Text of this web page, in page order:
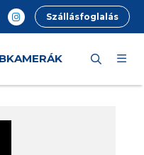
Szállásfoglalás